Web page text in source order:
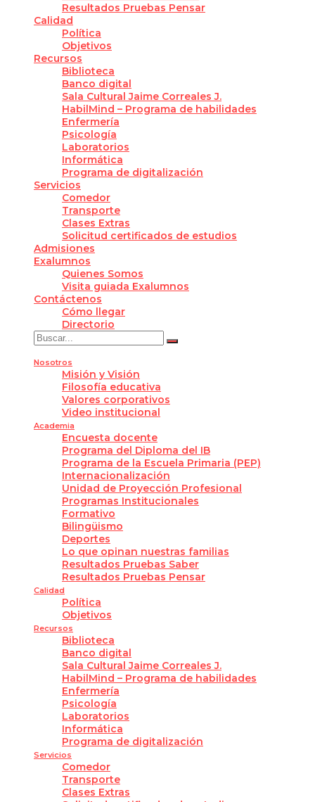
Resultados Pruebas Pensar
Calidad
Política
Objetivos
Recursos
Biblioteca
Banco digital
Sala Cultural Jaime Correales J.
HabilMind – Programa de habilidades
Enfermería
Psicología
Laboratorios
Informática
Programa de digitalización
Servicios
Comedor
Transporte
Clases Extras
Solicitud certificados de estudios
Admisiones
Exalumnos
Quienes Somos
Visita guiada Exalumnos
Contáctenos
Cómo llegar
Directorio
Nosotros
Misión y Visión
Filosofía educativa
Valores corporativos
Video institucional
Academia
Encuesta docente
Programa del Diploma del IB
Programa de la Escuela Primaria (PEP)
Internacionalización
Unidad de Proyección Profesional
Programas Institucionales
Formativo
Bilingüismo
Deportes
Lo que opinan nuestras familias
Resultados Pruebas Saber
Resultados Pruebas Pensar
Calidad
Política
Objetivos
Recursos
Biblioteca
Banco digital
Sala Cultural Jaime Correales J.
HabilMind – Programa de habilidades
Enfermería
Psicología
Laboratorios
Informática
Programa de digitalización
Servicios
Comedor
Transporte
Clases Extras